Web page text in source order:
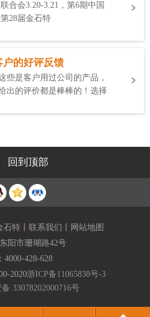
合会3.20-3.21，第6期中国
28届金石特
户的好评反馈
些是客户用过公司的产品，
出的评价都是棒棒的！选择
回到顶部
石特 联系我们
网站地图
阳市珊瑚路42号
4000-428-628
2020浙ICP备11065838号-3
33078202000716号